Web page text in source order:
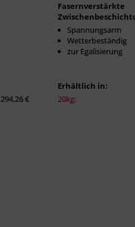
294,26 €
Fasernverstärkte
Spannungsarm
Wetterbeständig
zur Egalisierung
Erhältlich in:
20kg: